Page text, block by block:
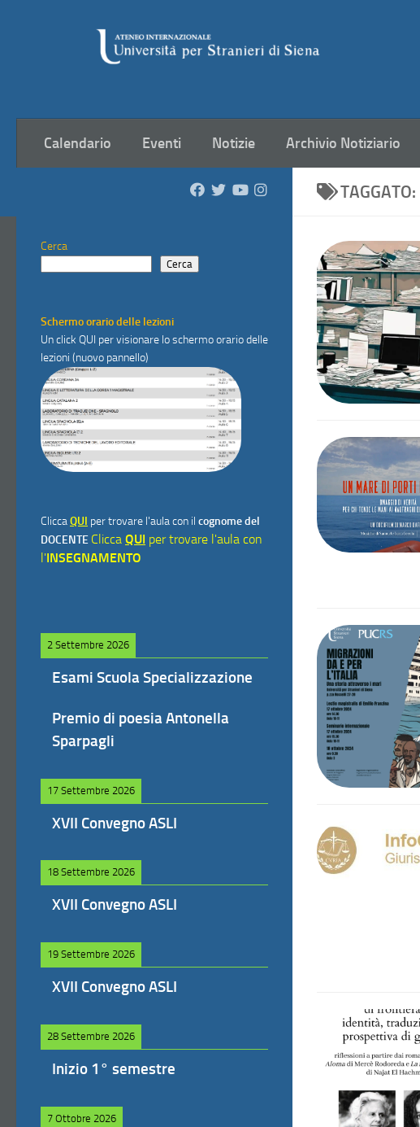
Calendario Eventi Notizie Archivio Notiziario
TAGGATO:
Cerca
Cerca
Schermo orario delle lezioni
Un click QUI per visionare lo schermo orario delle
lezioni (nuovo pannello)
CliccaQUI per trovare l'aula con il cognome del
DOCENTE Clicca QUI per trovare l'aula con
l'INSEGNAMENTO
2 Settembre 2026
Esami Scuola Specializzazione
Premio di poesia Antonella
Sparpagli
17 Settembre 2026
XVII Convegno ASLI
18 Settembre 2026
XVII Convegno ASLI
19 Settembre 2026
XVII Convegno ASLI
28 Settembre 2026
Inizio 1° semestre
7 Ottobre 2026